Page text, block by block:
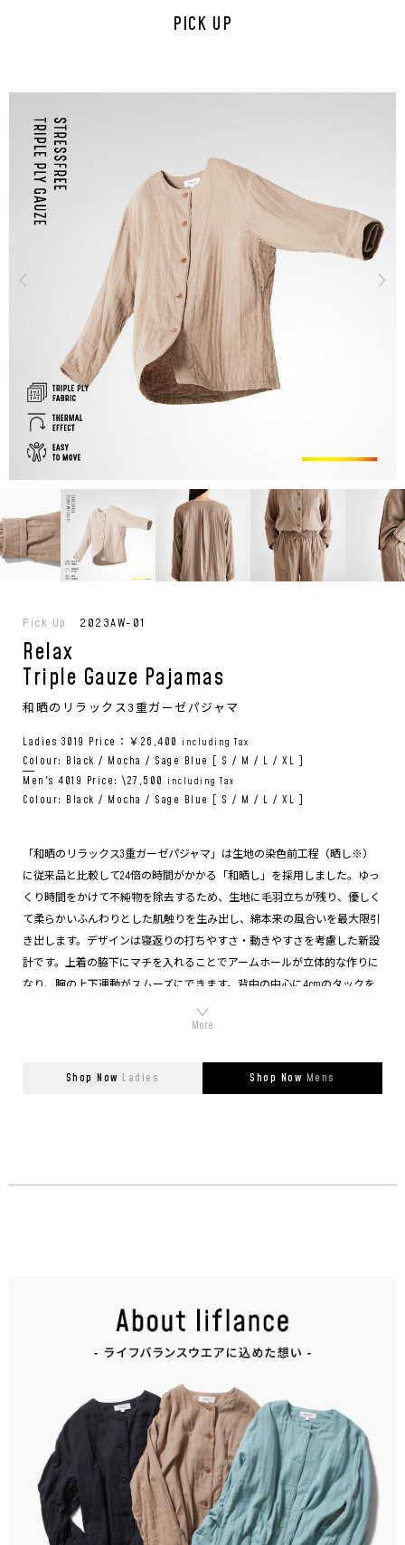
PICK UP
Pick Up 2023AW-01
Relax
Triple Gauze Pajamas
和晒のリラックス3重ガーゼパジャマ
Ladies 3019 Price：￥26,400 including Tax
Colour: Black / Mocha / Sage Blue [ S / M / L / XL ]
Men's 4019 Price: \27,500 including Tax
Colour: Black / Mocha / Sage Blue [ S / M / L / XL ]
「和晒のリラックス3重ガーゼパジャマ」は生地の染色前工程（晒し※）
に従来品と比較して24倍の時間がかかる「和晒し」を採用しました。ゆっ
くり時間をかけて不純物を除去するため、生地に毛羽立ちが残り、優しく
て柔らかいふんわりとした肌触りを生み出し、綿本来の風合いを最大限引
き出します。デザインは寝返りの打ちやすさ・動きやすさを考慮した新設
計です。上着の脇下にマチを入れることでアームホールが立体的な作りに
なり、腕の上下運動がスムーズにできます。背中の中心に4cmのタックを
入れて背中全体にゆとりを持たせることで、体を捻ったりするリラックス
の動作を妨げません。 （※晒しとは織物や糸から不純物を除去して漂白
Shop Now Ladies Shop Now Mens